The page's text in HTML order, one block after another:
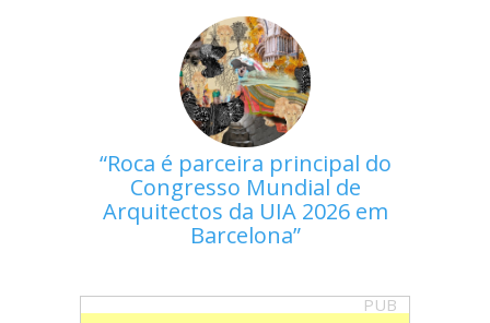
Roca é parceira principal do
Congresso Mundial de
Arquitectos da UIA 2026 em
Barcelona
PUB